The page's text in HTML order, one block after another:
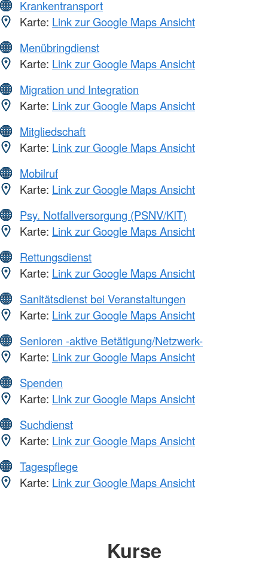
Krankentransport
Karte: Link zur Google Maps Ansicht
Menübringdienst
Karte: Link zur Google Maps Ansicht
Migration und Integration
Karte: Link zur Google Maps Ansicht
Mitgliedschaft
Karte: Link zur Google Maps Ansicht
Mobilruf
Karte: Link zur Google Maps Ansicht
Psy. Notfallversorgung (PSNV/KIT)
Karte: Link zur Google Maps Ansicht
Rettungsdienst
Karte: Link zur Google Maps Ansicht
Sanitätsdienst bei Veranstaltungen
Karte: Link zur Google Maps Ansicht
Senioren -aktive Betätigung/Netzwerk-
Karte: Link zur Google Maps Ansicht
Spenden
Karte: Link zur Google Maps Ansicht
Suchdienst
Karte: Link zur Google Maps Ansicht
Tagespflege
Karte: Link zur Google Maps Ansicht
Kurse